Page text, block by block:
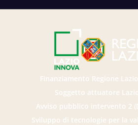
Finanziamento Regione
Soggetto attuatore
Avviso pubblico intervento 2
Sviluppo di tecnologie per la